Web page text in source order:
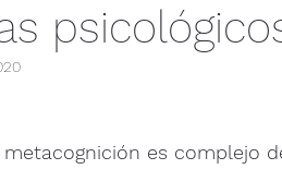
es complejo